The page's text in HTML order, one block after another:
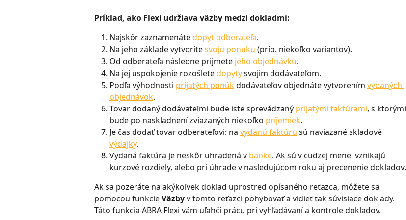
Príklad, ako Flexi udržiava väzby medzi dokladmi:
Najskôr zaznamenáte dopyt odberateľa.
Na jeho základe vytvoríte svoju ponuku (príp. niekoľko variantov).
Od odberateľa následne prijmete jeho objednávku.
Na jej uspokojenie rozošlete dopyty svojim dodávateľom.
Podľa výhodnosti prijatých ponúk dodávateľov objednáte vytvorením vydaných
objednávok.
Tovar dodaný dodávateľmi bude iste sprevádzaný prijatými faktúrami, s ktorými
bude po naskladnení zviazaných niekoľko príjemiek.
Je čas dodať tovar odberateľovi: na vydanú faktúru sú naviazané skladové
výdajky.
Vydaná faktúra je neskôr uhradená v banke. Ak sú v cudzej mene, vznikajú
kurzové rozdiely, alebo pri úhrade v nasledujúcom roku aj precenenie dokladov.
Ak sa pozeráte na akýkoľvek doklad uprostred opísaného reťazca, môžete sa
pomocou funkcie Väzby v tomto reťazci pohybovať a vidieť tak súvisiace doklady.
Táto funkcia ABRA Flexi vám uľahčí prácu pri vyhľadávaní a kontrole dokladov.